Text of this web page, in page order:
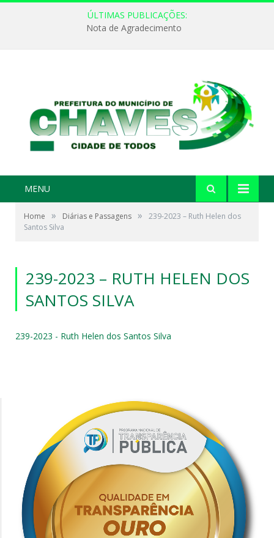
ÚLTIMAS PUBLICAÇÕES:
Nota de Agradecimento
MENU
Home » Diárias e Passagens »
239-2023 – Ruth Helen dos
Santos Silva
239-2023 – RUTH HELEN DOS
SANTOS SILVA
239-2023 - Ruth Helen dos Santos Silva